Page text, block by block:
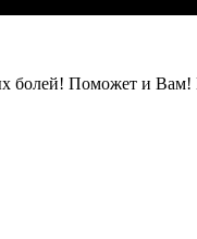
болей! Поможет и